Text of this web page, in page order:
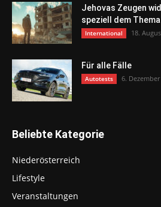
Jehovas Zeugen
speziell dem
International 18.
Für alle Fälle
Autotests 6.
Beliebte Kategorie
Niederösterreich
Lifestyle
Veranstaltungen